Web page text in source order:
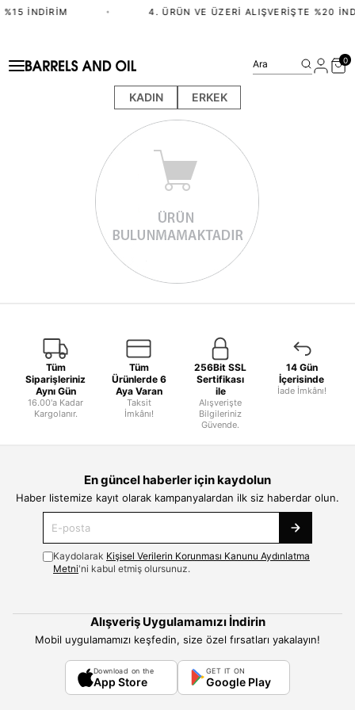
İNDIRIM • 4. ÜRÜN VE ÜZERI ALIŞVERIŞTE %20
KADIN ERKEK
Ara 0
Tüm
Siparişleriniz
Aynı Gün
16.00'a Kadar
Kargolanır.
Tüm
Ürünlerde 6
Aya Varan
Taksit
İmkânı!
256Bit SSL
Sertifikası
ile
Alışverişte
Bilgileriniz
Güvende.
14 Gün
İçerisinde
İade İmkânı!
En güncel haberler için kaydolun
Haber listemize kayıt olarak kampanyalardan ilk siz haberdar olun.
Kaydolarak Kişisel Verilerin Korunması Kanunu Aydınlatma
Metni'ni kabul etmiş olursunuz.
Alışveriş Uygulamamızı İndirin
Mobil uygulamamızı keşfedin, size özel fırsatları yakalayın!
Download on the
App Store
GET IT ON
Google Play